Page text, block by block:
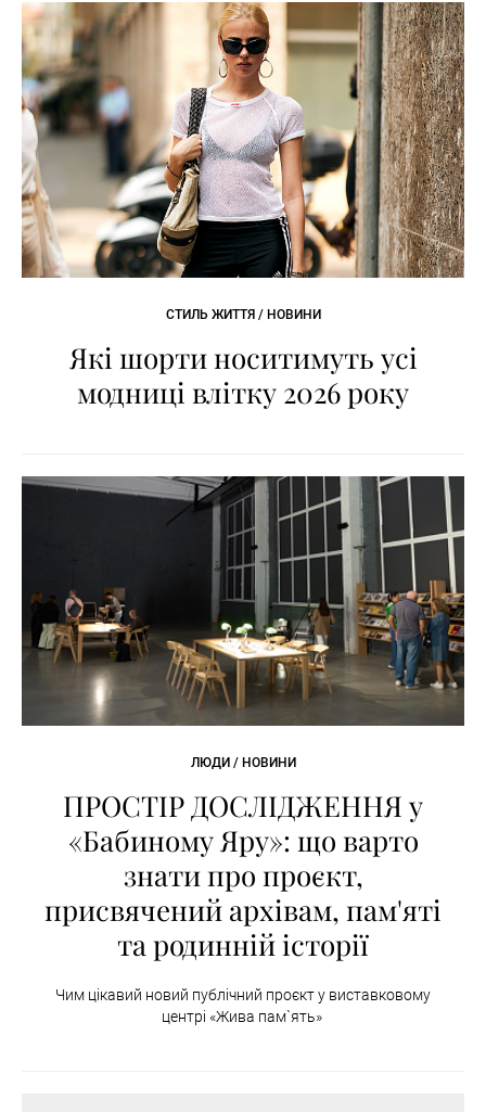
СТИЛЬ ЖИТТЯ / НОВИНИ
Які шорти носитимуть усі
модниці влітку 2026 року
ЛЮДИ / НОВИНИ
ПРОСТІР ДОСЛІДЖЕННЯ у
«Бабиному Яру»: що варто
знати про проєкт,
присвячений архівам, пам'яті
та родинній історії
Чим цікавий новий публічний проєкт у виставковому
центрі «Жива пам`ять»